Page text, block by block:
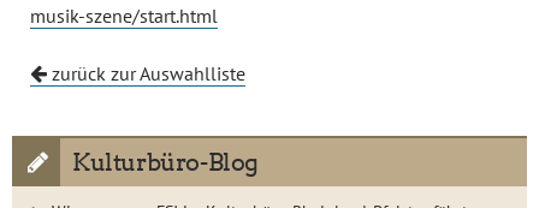
musik-szene/start.html
zurück zur Auswahlliste
Kulturbüro-Blog